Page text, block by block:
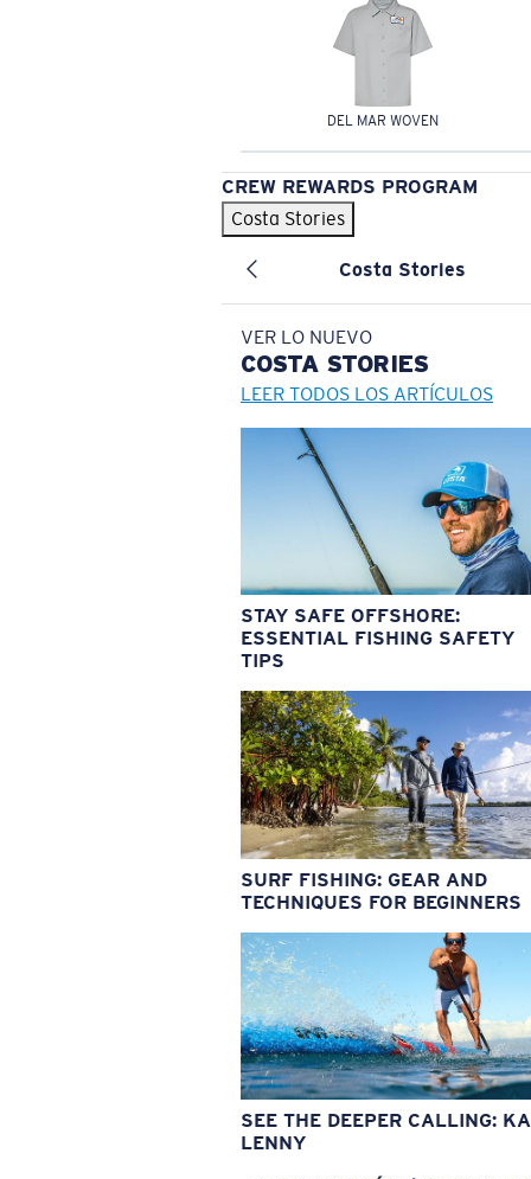
DEL MAR WOVEN
CREW REWARDS PROGRAM
Costa Stories
Costa Stories
VER LO NUEVO
COSTA STORIES
LEER TODOS LOS ARTÍCULOS
STAY SAFE OFFSHORE:
ESSENTIAL FISHING SAFETY
TIPS
SURF FISHING: GEAR AND
TECHNIQUES FOR BEGINNERS
SEE THE DEEPER CALLING:
LENNY